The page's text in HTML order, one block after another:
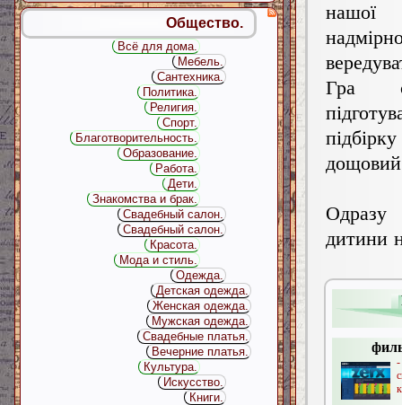
нашої
Гра
дощовий
Одразу
дитини
Общество.
Всё для дома.
Мебель.
Сантехника.
Политика.
Религия.
Спорт.
Благотворительность.
Образование.
Работа.
Дети.
Знакомства и брак.
Свадебный салон.
Свадебный салон.
Красота.
Мода и стиль.
Одежда.
Детская одежда.
Женская одежда.
Мужская одежда.
Свадебные платья.
Вечерние платья.
Культура.
Искусство.
Книги.